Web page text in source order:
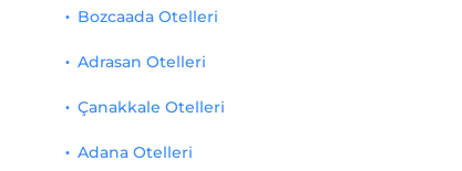
Bozcaada Otelleri
Adrasan Otelleri
Çanakkale Otelleri
Adana Otelleri